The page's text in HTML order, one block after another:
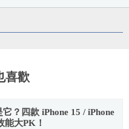
喜歡
？四款 iPhone 15 / iPhone
能大PK！